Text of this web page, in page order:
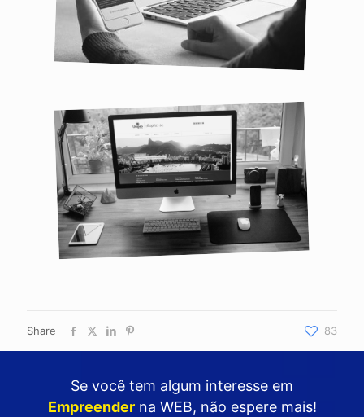
Share 83
Se você tem algum interesse em
Empreenderna WEB, não espere mais!